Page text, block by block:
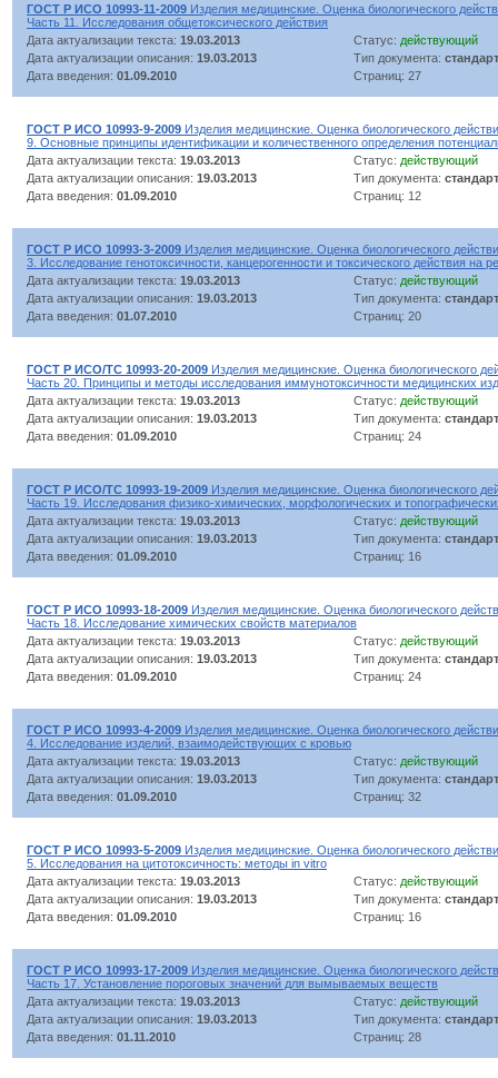
ГОСТ Р ИСО 10993-11-2009 Изделия медицинские. Оценка биологического
Часть 11. Исследования общетоксического действия
Дата актуализации текста: 19.03.2013 Статус: действующий
Дата актуализации описания: 19.03.2013 Тип документа: стандарт
Дата введения: 01.09.2010 Страниц: 27
ГОСТ Р ИСО 10993-9-2009 Изделия медицинские. Оценка биологического
9. Основные принципы идентификации и количественного определения
Дата актуализации текста: 19.03.2013 Статус: действующий
Дата актуализации описания: 19.03.2013 Тип документа: стандарт
Дата введения: 01.09.2010 Страниц: 12
ГОСТ Р ИСО 10993-3-2009 Изделия медицинские. Оценка биологического
3. Исследование генотоксичности, канцерогенности и токсического действия на
Дата актуализации текста: 19.03.2013 Статус: действующий
Дата актуализации описания: 19.03.2013 Тип документа: стандарт
Дата введения: 01.07.2010 Страниц: 20
ГОСТ Р ИСО/ТС 10993-20-2009 Изделия медицинские. Оценка биологического
Часть 20. Принципы и методы исследования иммунотоксичности медицинских
Дата актуализации текста: 19.03.2013 Статус: действующий
Дата актуализации описания: 19.03.2013 Тип документа: стандарт
Дата введения: 01.09.2010 Страниц: 24
ГОСТ Р ИСО/ТС 10993-19-2009 Изделия медицинские. Оценка биологического
Часть 19. Исследования физико-химических, морфологических и
Дата актуализации текста: 19.03.2013 Статус: действующий
Дата актуализации описания: 19.03.2013 Тип документа: стандарт
Дата введения: 01.09.2010 Страниц: 16
ГОСТ Р ИСО 10993-18-2009 Изделия медицинские. Оценка биологического
Часть 18. Исследование химических свойств материалов
Дата актуализации текста: 19.03.2013 Статус: действующий
Дата актуализации описания: 19.03.2013 Тип документа: стандарт
Дата введения: 01.09.2010 Страниц: 24
ГОСТ Р ИСО 10993-4-2009 Изделия медицинские. Оценка биологического
4. Исследование изделий, взаимодействующих с кровью
Дата актуализации текста: 19.03.2013 Статус: действующий
Дата актуализации описания: 19.03.2013 Тип документа: стандарт
Дата введения: 01.09.2010 Страниц: 32
ГОСТ Р ИСО 10993-5-2009 Изделия медицинские. Оценка биологического
5. Исследования на цитотоксичность: методы in vitro
Дата актуализации текста: 19.03.2013 Статус: действующий
Дата актуализации описания: 19.03.2013 Тип документа: стандарт
Дата введения: 01.09.2010 Страниц: 16
ГОСТ Р ИСО 10993-17-2009 Изделия медицинские. Оценка биологического
Часть 17. Установление пороговых значений для вымываемых веществ
Дата актуализации текста: 19.03.2013 Статус: действующий
Дата актуализации описания: 19.03.2013 Тип документа: стандарт
Дата введения: 01.11.2010 Страниц: 28